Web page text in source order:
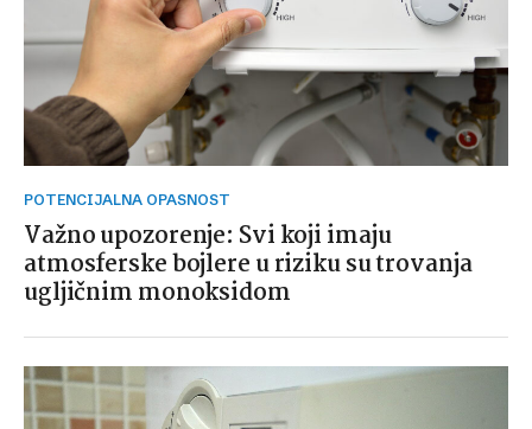
POTENCIJALNA OPASNOST
Važno upozorenje: Svi koji imaju
atmosferske bojlere u riziku su trovanja
ugljičnim monoksidom